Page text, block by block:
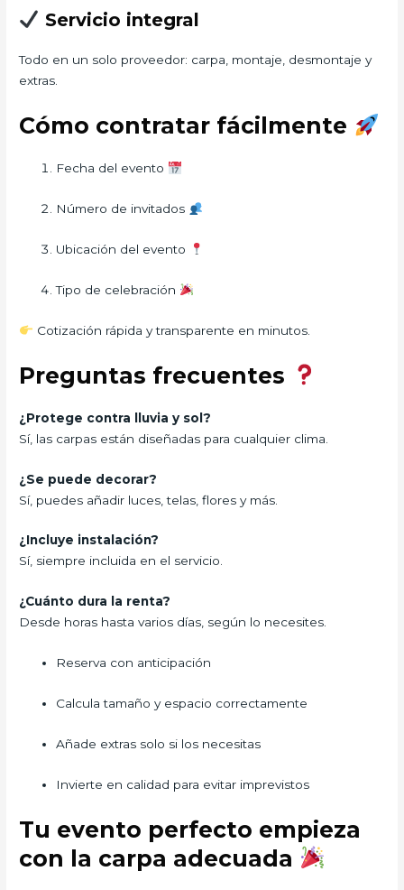
Servicio integral
Todo en un solo proveedor: carpa, montaje, desmontaje y
extras.
Cómo contratar fácilmente
Fecha del evento
Número de invitados
Ubicación del evento
Tipo de celebración
Cotización rápida y transparente en minutos.
Preguntas frecuentes
¿Protege contra lluvia y sol?
Sí, las carpas están diseñadas para cualquier clima.
¿Se puede decorar?
Sí, puedes añadir luces, telas, flores y más.
¿Incluye instalación?
Sí, siempre incluida en el servicio.
¿Cuánto dura la renta?
Desde horas hasta varios días, según lo necesites.
Reserva con anticipación
Calcula tamaño y espacio correctamente
Añade extras solo si los necesitas
Invierte en calidad para evitar imprevistos
Tu evento perfecto empieza
con la carpa adecuada